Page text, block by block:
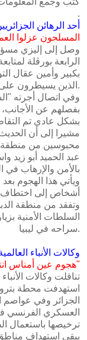
.
المسلحون‮ ‬عزلوا‮
وصل إلى إليزي
الرابعة بورڤلة
بكبير وأمين عقال
الذين يسيطرون على قاعدة الحياة.
وفي اتصال أجرته
بفصلهم عن الأجانب،
بشكل عادي تم
مشيرا إلى أن
محبوسين من منطقة
‬عبد‮ ‬الحميد‮ ‬أبو‮
أشخاص إلى اختطاف
وتفقد من منطقة
السلطات الأمنية
سراحه في ليبيا.
تناقلت وكالات
استهدفت محطة
الجزائر وفي عواصم
العسكري الفرنسي
ترخيصها باستعمال
يبقى استهداف